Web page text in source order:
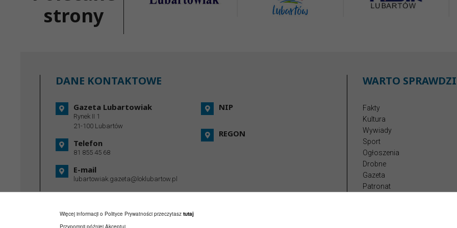
strony
DANE KONTAKTOWE
Gazeta Lubartowiak
Rynek II 1
21-100 Lubartów
Telefon
81 855 45 68
E-mail
lubartowiak.gazeta@loklubartow.pl
NIP
REGON
WARTO
Fakty
Kultura
Wywiady
Sport
Ogłoszenia
Drobne
Gazeta
Patronat
Więcej informacji o Polityce Prywatności przeczytasz tutaj
Przypomnij później Akceptuj